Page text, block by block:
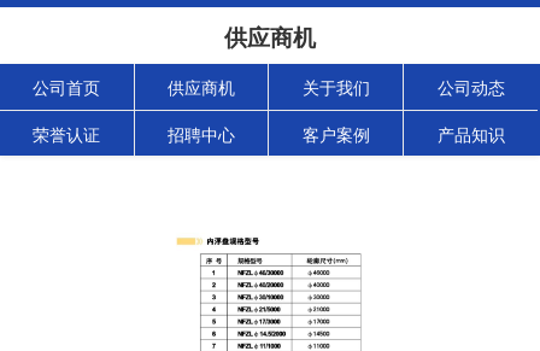
供应商机
公司首页 供应商机 关于我们 公司动态
荣誉认证 招聘中心 客户案例 产品知识